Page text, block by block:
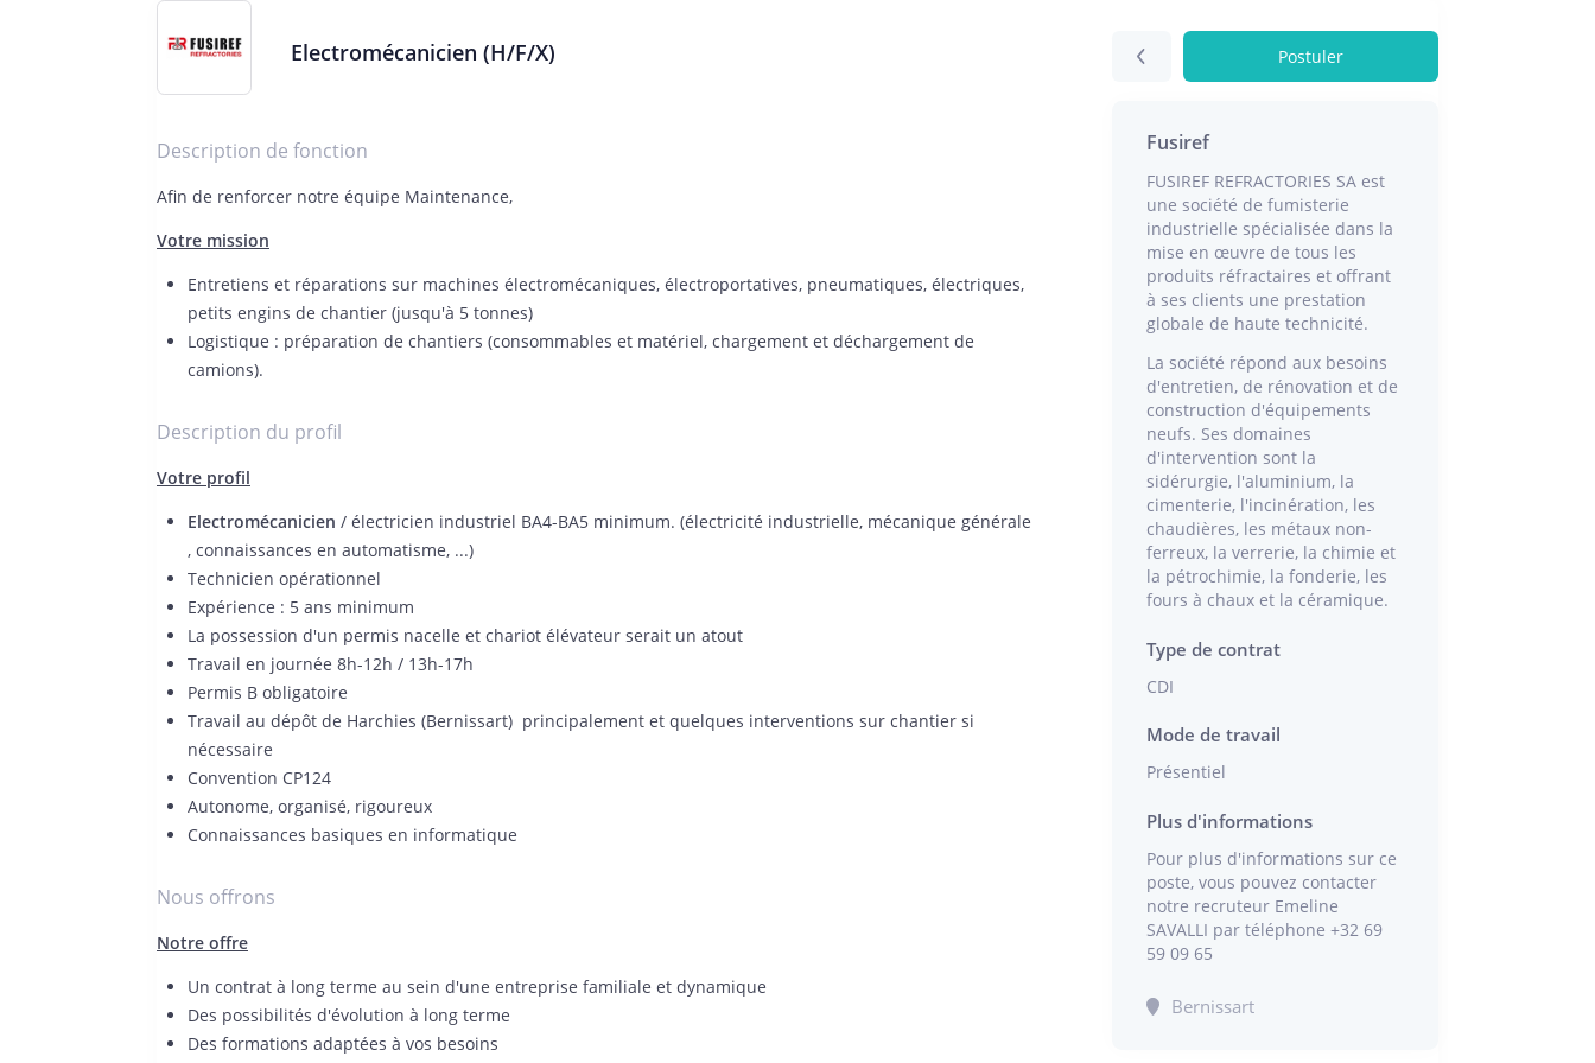
Electromécanicien (H/F/X)
Description de fonction
Afin de renforcer notre équipe Maintenance,
Votre mission
Entretiens et réparations sur machines électromécaniques, électroportatives, pneumatiques, électriques,
petits engins de chantier (jusqu'à 5 tonnes)
Logistique : préparation de chantiers (consommables et matériel, chargement et déchargement de
camions).
Description du profil
Votre profil
Electromécanicien / électricien industriel BA4-BA5 minimum. (électricité industrielle, mécanique générale
, connaissances en automatisme, ...)
Technicien opérationnel
Expérience : 5 ans minimum
La possession d'un permis nacelle et chariot élévateur serait un atout
Travail en journée 8h-12h / 13h-17h
Permis B obligatoire
Travail au dépôt de Harchies (Bernissart) principalement et quelques interventions sur chantier si
nécessaire
Convention CP124
Autonome, organisé, rigoureux
Connaissances basiques en informatique
Nous offrons
Notre offre
Un contrat à long terme au sein d'une entreprise familiale et dynamique
Des possibilités d'évolution à long terme
Des formations adaptées à vos besoins
Postuler
Fusiref
FUSIREF REFRACTORIES SA est
une société de fumisterie
industrielle spécialisée dans la
mise en œuvre de tous les
produits réfractaires et offrant
à ses clients une prestation
globale de haute technicité.
La société répond aux besoins
d'entretien, de rénovation et de
construction d'équipements
neufs. Ses domaines
d'intervention sont la
sidérurgie, l'aluminium, la
cimenterie, l'incinération, les
chaudières, les métaux non-
ferreux, la verrerie, la chimie et
la pétrochimie, la fonderie, les
fours à chaux et la céramique.
Type de contrat
CDI
Mode de travail
Présentiel
Plus d'informations
Pour plus d'informations sur ce
poste, vous pouvez contacter
notre recruteur Emeline
SAVALLI par téléphone +32 69
59 09 65
Bernissart